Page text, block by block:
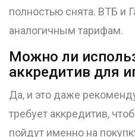
полностью снята. ВТБ и
аналогичным тарифам.
Можно ли
аккредитив для
Да, и это даже
требует аккредитив,
пойдут именно на